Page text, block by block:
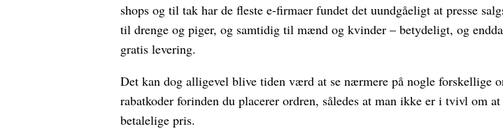
shops og til tak har de fleste e-firmaer fundet det uundgåeligt at presse
til drenge og piger, og samtidig til mænd og kvinder – betydeligt, og
gratis levering.
Det kan dog alligevel blive tiden værd at se nærmere på nogle forskellige
rabatkoder forinden du placerer ordren, således at man ikke er i tvivl om
betalelige pris.